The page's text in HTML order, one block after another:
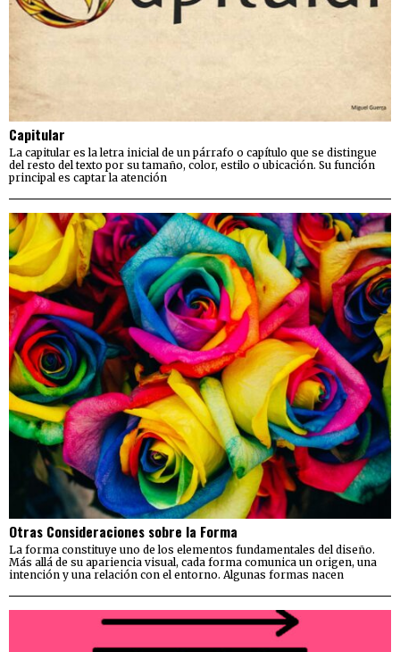
Capitular
La capitular es la letra inicial de un párrafo o capítulo que se distingue
del resto del texto por su tamaño, color, estilo o ubicación. Su función
principal es captar la atención
Otras Consideraciones sobre la Forma
La forma constituye uno de los elementos fundamentales del diseño.
Más allá de su apariencia visual, cada forma comunica un origen, una
intención y una relación con el entorno. Algunas formas nacen